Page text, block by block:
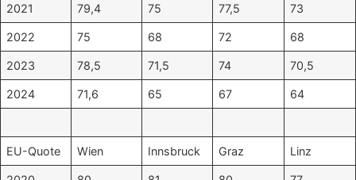
2021 79,4 75 77,5 73
2022 75 68 72 68
2023 78,5 71,5 74 70,5
2024 71,6 65 67 64
EU-Quote Wien Innsbruck Graz Linz